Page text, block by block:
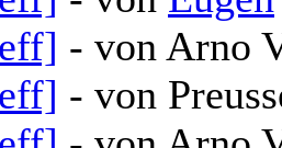
- von Arno
- von